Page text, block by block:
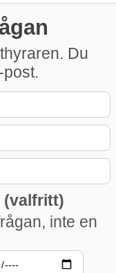
Du
(valfritt)
inte en